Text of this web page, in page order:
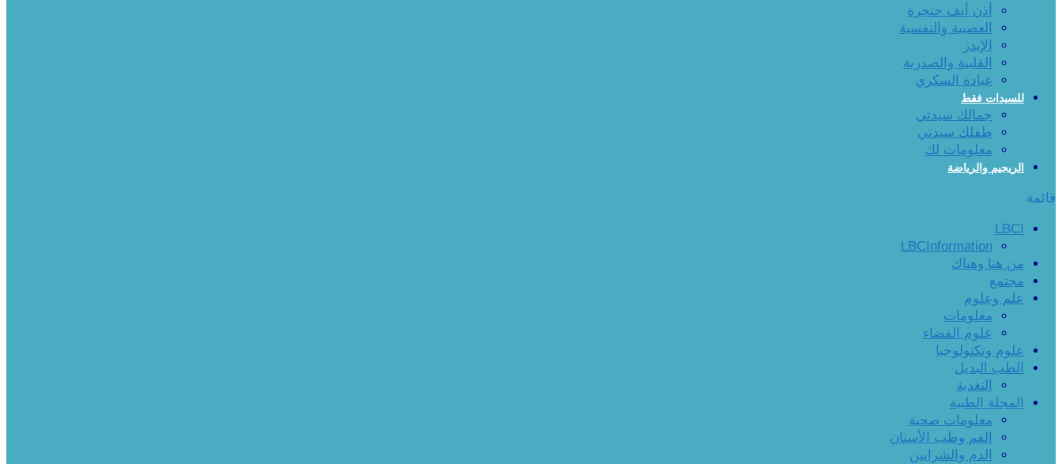
أذن أنف حنجرة
العصبية والنفسية
الإيدز
القلبية والصدرية
عيادة السكري
للسيدات فقط
جمالك سيدتي
طفلك سيدتي
معلومات لك
الريجيم والرياضة
قائمة
LBCI
LBCInformation
من هنا وهناك
مجتمع
علم وعلوم
معلومات
علوم الفضاء
علوم وتكنولوجيا
الطب البديل
التغذية
المجلة الطبية
معلومات صحية
الفم وطب الأسنان
الدم والشرايين